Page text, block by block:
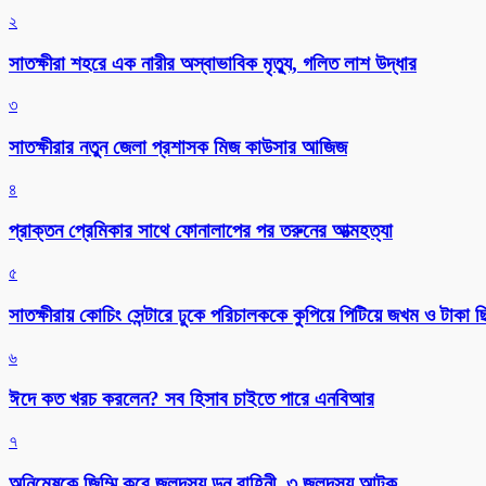
২
সাতক্ষীরা শহরে এক নারীর অস্বাভাবিক মৃত্যু, গলিত লাশ উদ্ধার
৩
সাতক্ষীরার নতুন জেলা প্রশাসক মিজ কাউসার আজিজ
৪
প্রাক্তন প্রেমিকার সাথে ফোনালাপের পর তরুনের আত্মহত্যা
৫
সাতক্ষীরায় কোচিং সেন্টারে ঢুকে পরিচালককে কুপিয়ে পিটিয়ে জখম ও টাকা
৬
ঈদে কত খরচ করলেন? সব হিসাব চাইতে পারে এনবিআর
৭